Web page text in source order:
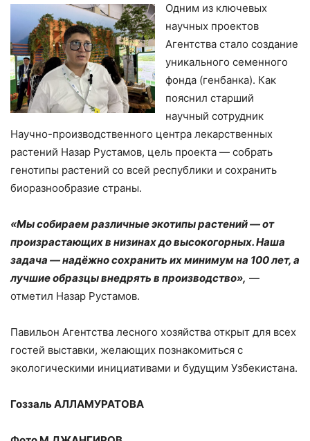
Одним из ключевых
научных проектов
Агентства стало создание
уникального семенного
фонда (генбанка). Как
пояснил старший
научный сотрудник
Научно-производственного центра лекарственных
растений Назар Рустамов, цель проекта — собрать
генотипы растений со всей республики и сохранить
биоразнообразие страны.
«Мы собираем различные экотипы растений — от
произрастающих в низинах до высокогорных. Наша
задача — надёжно сохранить их минимум на 100 лет, а
лучшие образцы внедрять в производство», —
отметил Назар Рустамов.
Павильон Агентства лесного хозяйства открыт для всех
гостей выставки, желающих познакомиться с
экологическими инициативами и будущим Узбекистана.
Гоззаль АЛЛАМУРАТОВА